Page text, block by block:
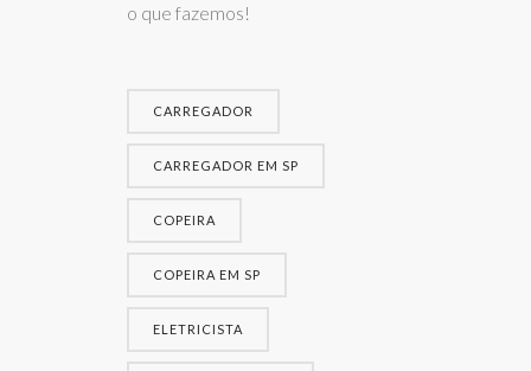
o que fazemos!
CARREGADOR
CARREGADOR EM SP
COPEIRA
COPEIRA EM SP
ELETRICISTA